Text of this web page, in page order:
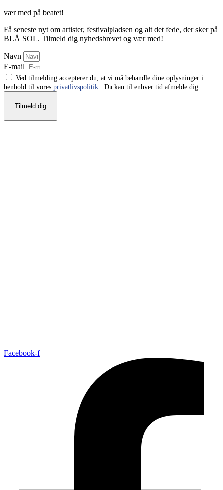
vær med på beatet!
Få seneste nyt om artister, festivalpladsen og alt det fede, der sker på
BLÅ SOL. Tilmeld dig nyhedsbrevet og vær med!
Navn
E-mail
Ved tilmelding accepterer du, at vi må behandle dine oplysninger i
henhold til vores privatlivspolitik . Du kan til enhver tid afmelde dig.
Tilmeld dig
Facebook-f